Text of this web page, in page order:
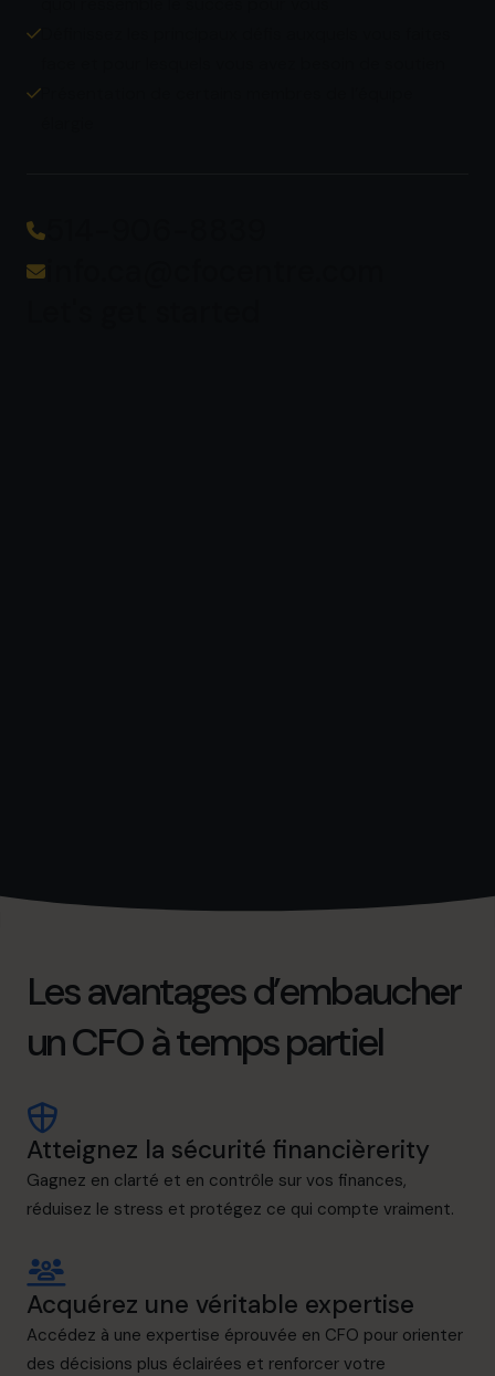
Les avantages d’embaucher
un CFO à temps partiel
Atteignez la sécurité financièrerity
Gagnez en clarté et en contrôle sur vos finances,
réduisez le stress et protégez ce qui compte vraiment.
Acquérez une véritable expertise
Accédez à une expertise éprouvée en CFO pour orienter
des décisions plus éclairées et renforcer votre